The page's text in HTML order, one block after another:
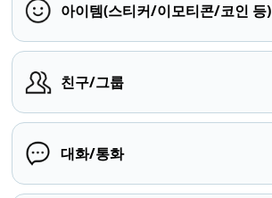
아이템(스티커/이모티콘/코인 등)
친구/그룹
대화/통화